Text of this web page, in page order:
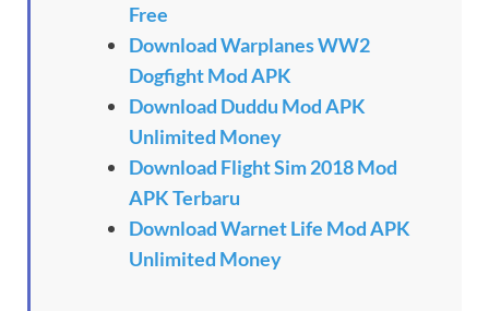
Free
Download Warplanes WW2
Dogfight Mod APK
Download Duddu Mod APK
Unlimited Money
Download Flight Sim 2018 Mod
APK Terbaru
Download Warnet Life Mod APK
Unlimited Money